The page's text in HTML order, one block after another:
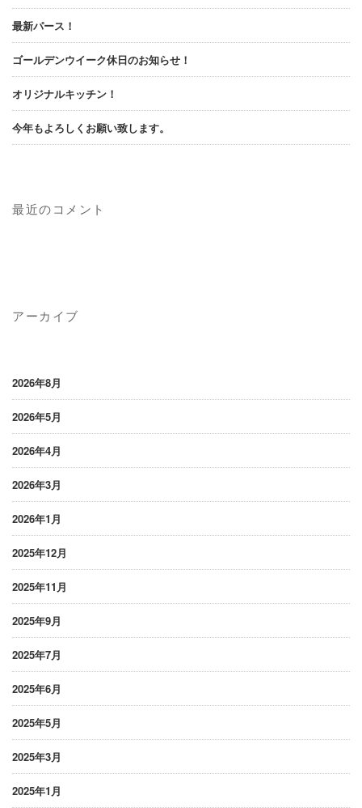
最新パース！
ゴールデンウイーク休日のお知らせ！
オリジナルキッチン！
今年もよろしくお願い致します。
最近のコメント
アーカイブ
2026年8月
2026年5月
2026年4月
2026年3月
2026年1月
2025年12月
2025年11月
2025年9月
2025年7月
2025年6月
2025年5月
2025年3月
2025年1月